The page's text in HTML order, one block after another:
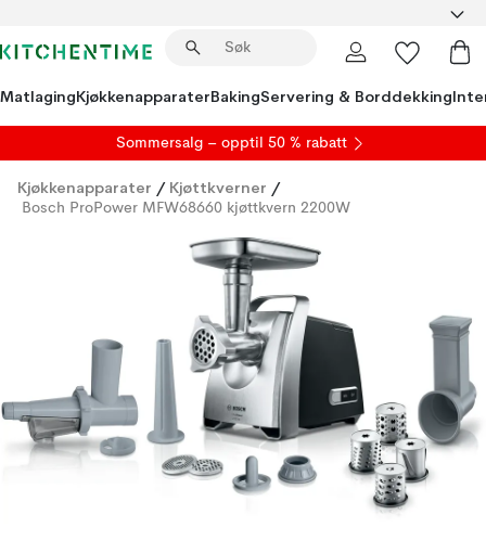
MatlagingKjøkkenapparaterBakingServering & Borddekking
Sommersalg – opptil 50 % rabatt
Kjøkkenapparater / Kjøttkverner /
Bosch ProPower MFW68660 kjøttkvern 2200W